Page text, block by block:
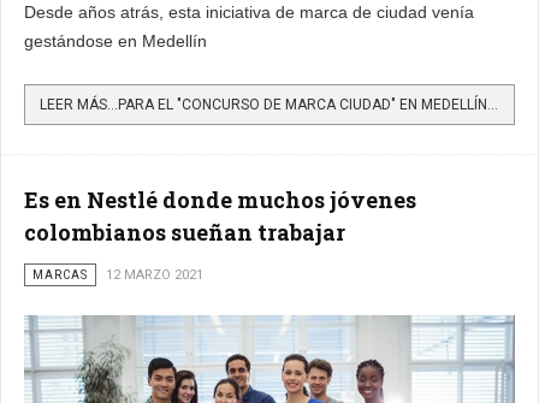
Desde años atrás, esta iniciativa de marca de ciudad venía
gestándose en Medellín
LEER MÁS…PARA EL "CONCURSO DE MARCA CIUDAD" EN MEDELLÍN LOS CIUDADANOS TENDRÁN EL VOTO FINAL
Es en Nestlé donde muchos jóvenes
colombianos sueñan trabajar
MARCAS 12 MARZO 2021